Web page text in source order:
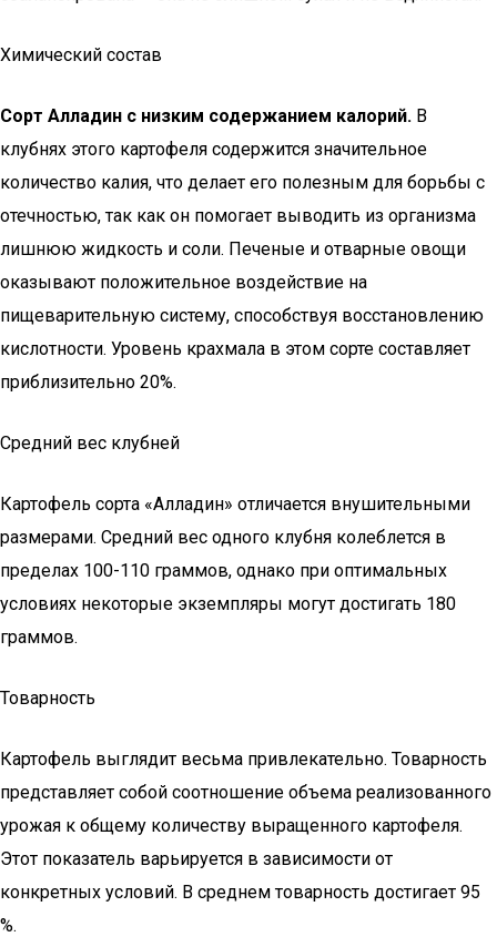
Химический состав
Сорт Алладин с низким содержанием калорий. В
клубнях этого картофеля содержится значительное
количество калия, что делает его полезным для борьбы с
отечностью, так как он помогает выводить из организма
лишнюю жидкость и соли. Печеные и отварные овощи
оказывают положительное воздействие на
пищеварительную систему, способствуя восстановлению
кислотности. Уровень крахмала в этом сорте составляет
приблизительно 20%.
Средний вес клубней
Картофель сорта «Алладин» отличается внушительными
размерами. Средний вес одного клубня колеблется в
пределах 100-110 граммов, однако при оптимальных
условиях некоторые экземпляры могут достигать 180
граммов.
Товарность
Картофель выглядит весьма привлекательно. Товарность
представляет собой соотношение объема реализованного
урожая к общему количеству выращенного картофеля.
Этот показатель варьируется в зависимости от
конкретных условий. В среднем товарность достигает 95
%.